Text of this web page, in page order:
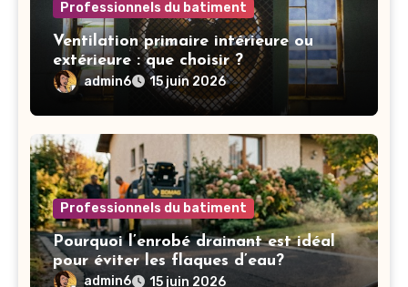
Professionnels du batiment
Ventilation primaire intérieure ou
extérieure : que choisir ?
admin6 15 juin 2026
Professionnels du batiment
Pourquoi l’enrobé drainant est idéal
pour éviter les flaques d’eau?
admin6 15 juin 2026